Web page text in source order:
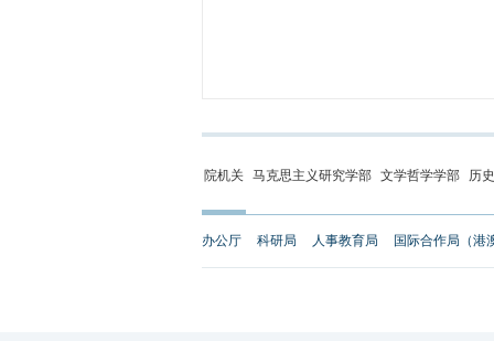
院机关 马克思主义研究学部 文学哲学学部 历
办公厅 科研局 人事教育局 国际合作局（港